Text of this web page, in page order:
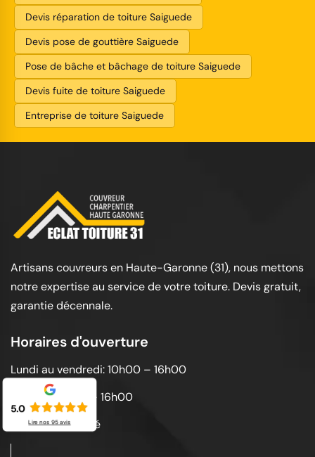
Devis réparation de toiture Saiguede
Devis pose de gouttière Saiguede
Pose de bâche et bâchage de toiture Saiguede
Devis fuite de toiture Saiguede
Entreprise de toiture Saiguede
Artisans couvreurs en Haute-Garonne (31), nous mettons
notre expertise au service de votre toiture. Devis gratuit,
garantie décennale.
Horaires d'ouverture
Lundi au vendredi: 10h00 – 16h00
Samedi: 10h00 – 16h00
Dimanche: Fermé
5.0
Lire nos 95avis